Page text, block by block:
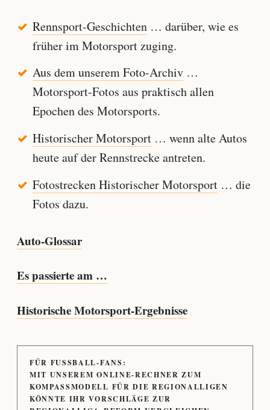
Rennsport-Geschichten… darüber, wie es
früher im Motorsport zuging.
Aus dem unserem Foto-Archiv…
Motorsport-Fotos aus praktisch allen
Epochen des Motorsports.
Historischer Motorsport… wenn alte Autos
heute auf der Rennstrecke antreten.
Fotostrecken Historischer Motorsport… die
Fotos dazu.
Auto-Glossar
Es passierte am …
Historische Motorsport-Ergebnisse
FÜR FUSSBALL-FANS:
MIT UNSEREM ONLINE-RECHNER ZUM
KOMPASSMODELL FÜR DIE REGIONALLIGEN
KÖNNTE IHR VORSCHLÄGE ZUR